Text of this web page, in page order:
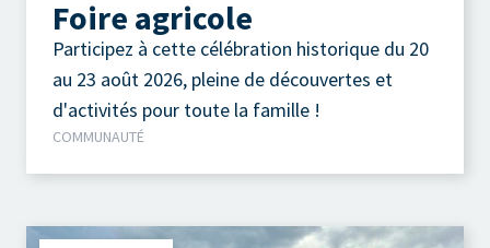
Foire agricole
Participez à cette célébration historique du 20
au 23 août 2026, pleine de découvertes et
d'activités pour toute la famille !
COMMUNAUTÉ